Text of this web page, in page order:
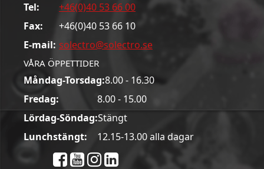
Tel:
+46(0)40 53 66 00
Fax:
+46(0)40 53 66 10
E-mail: solectro@solectro.se
VÅRA ÖPPETTIDER
Måndag-Torsdag:8.00 - 16.30
Fredag:
8.00 - 15.00
Lördag-Söndag:Stängt
Lunchstängt:
12.15-13.00 alla dagar